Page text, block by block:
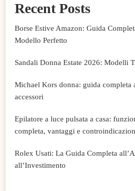
Recent Posts
Borse Estive Amazon: Guida
Modello Perfetto
Sandali Donna Estate 2026: Modelli
Michael Kors donna: guida completa
accessori
Epilatore a luce pulsata a casa:
completa, vantaggi e
Rolex Usati: La Guida Completa
all’Investimento